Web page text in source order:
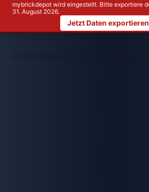
mybrickdepot wird eingestellt. Bitte exportiere
31. August 2026.
Jetzt Daten exportieren
LEGO Themen >